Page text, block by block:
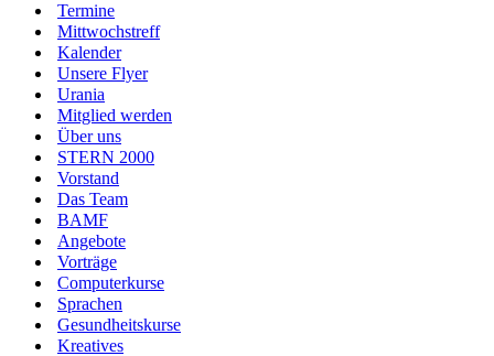
Termine
Mittwochstreff
Kalender
Unsere Flyer
Urania
Mitglied werden
Über uns
STERN 2000
Vorstand
Das Team
BAMF
Angebote
Vorträge
Computerkurse
Sprachen
Gesundheitskurse
Kreatives